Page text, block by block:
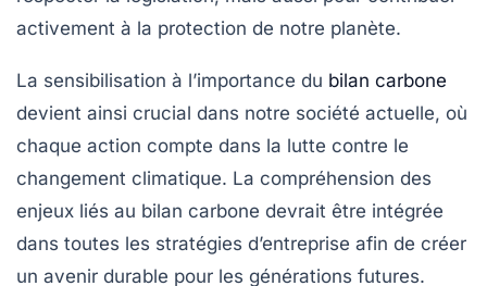
activement à la protection de notre planète.
La sensibilisation à l’importance du bilan carbone
devient ainsi crucial dans notre société actuelle, où
chaque action compte dans la lutte contre le
changement climatique. La compréhension des
enjeux liés au bilan carbone devrait être intégrée
dans toutes les stratégies d’entreprise afin de créer
un avenir durable pour les générations futures.